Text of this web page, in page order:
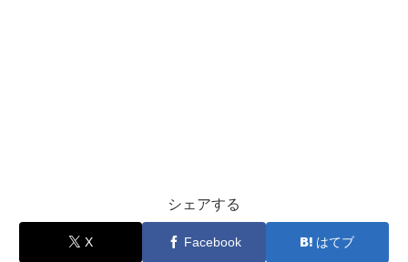
シェアする
X Facebook はてブ